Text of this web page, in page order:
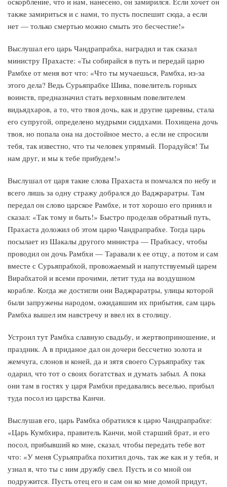
также замириться и с нами, то пусть поспешит сюда, а если
нет — только смертью можно смыть это бесчестие!»
Выслушал его царь Чандрапрабха, наградил и так сказал
министру Прахасте: «Ты собирайся в путь и передай царю
Рамбхе от меня вот что: «Что ты мучаешься, Рамбха, из-за
этого дела? Ведь Сурьяпрабхе Шива, повелитель горных
воинств, предназначил стать верховным повелителем
видьядхаров, а то, что твоя дочь, как и другие царевны, стала
его супругой, определено мудрыми сиддхами. Похищена дочь
твоя, но попала она на достойное место, а если не спросили
тебя, так известно, что ты человек упрямый. Порадуйся! Ты
нам друг, и мы к тебе прибудем!»
Выслушал от царя такие слова Прахаста и помчался по небу и
всего лишь за одну стражу добрался до Ваджраратры. Там
передал он слово царское Рамбхе, и тот хорошо его принял и
сказал: «Так тому и быть!» Быстро проделав обратный путь,
Прахаста доложил об этом царю Чандрапрабхе. Тогда царь
посылает из Шакалы другого министра — Прабхасу, чтобы
проводил он дочь Рамбхи — Таравали к ее отцу, а потом и сам
вместе с Сурьяпрабхой, провожаемый и напутствуемый царем
Вирабхатой и всеми прочими, летит туда на воздушном
корабле. Когда же достигли они Ваджраратры, улицы которой
были запружены народом, ожидавшим их прибытия, сам царь
Рамбха вышел им навстречу и ввел их в столицу.
Устроил тут Рамбха славную свадьбу, и жертвоприношение, и
праздник. А в приданое дал он дочери бессчетно золота и
жемчуга, слонов и коней, да и зятя своего Сурьяпрабху так
одарил, что тот о своих богатствах и думать забыл. А пока
они там в гостях у царя Рамбхи предавались веселью, прибыл
туда посол из царства Канчи.
Выслушав его, царь Рамбха обратился к царю Чандрапрабхе:
«Царь Кумбхира, правитель Канчи, мой старший брат, и его
посол, прибывший ко мне, сказал, чтобы передать тебе вот
что: «У меня Сурьяпрабха похитил дочь, так же как и у тебя, и
узнал я, что ты с ним дружбу свел. Пусть и со мной он
подружится. Пусть отец его и сам он ко мне домой придут,